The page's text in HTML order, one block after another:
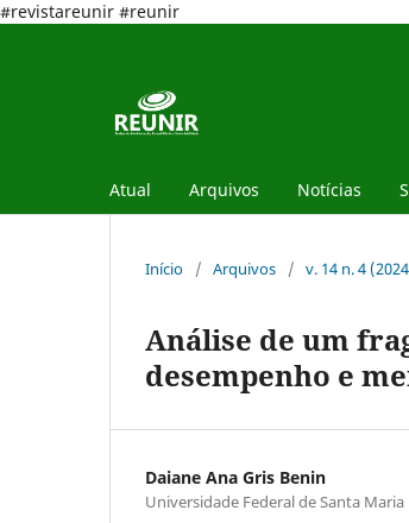
#revistareunir #reunir
Atual Arquivos Notícias
Início / Arquivos / v. 14 n. 4
Análise de um
desempenho e
Daiane Ana Gris Benin
Universidade Federal de Santa Maria